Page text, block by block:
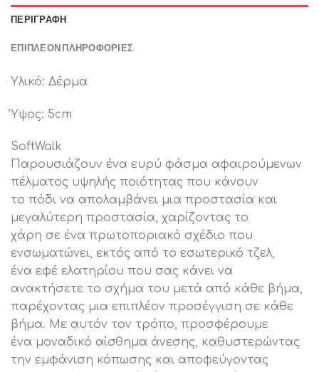
ΠΕΡΙΓΡΑΦΉ
ΕΠΙΠΛΈΟΝ ΠΛΗΡΟΦΟΡΊΕΣ
Υλικό: Δέρμα
Ύψος: 5cm
SoftWalk
Παρουσιάζουν ένα ευρύ φάσμα αφαιρούμενων
πέλματος υψηλής ποιότητας που κάνουν
το πόδι να απολαμβάνει μια προστασία και
μεγαλύτερη προστασία, χαρίζοντας το
χάρη σε ένα πρωτοποριακό σχέδιο που
ενσωματώνει, εκτός από το εσωτερικό τζελ,
ένα εφέ ελατηρίου που σας κάνει να
ανακτήσετε το σχήμα του μετά από κάθε βήμα,
παρέχοντας μια επιπλέον προσέγγιση σε κάθε
βήμα. Με αυτόν τον τρόπο, προσφέρουμε
ένα μοναδικό αίσθημα άνεσης, καθυστερώντας
την εμφάνιση κόπωσης και αποφεύγοντας